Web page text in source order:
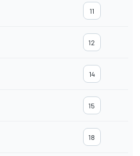
11
12
14
15
18